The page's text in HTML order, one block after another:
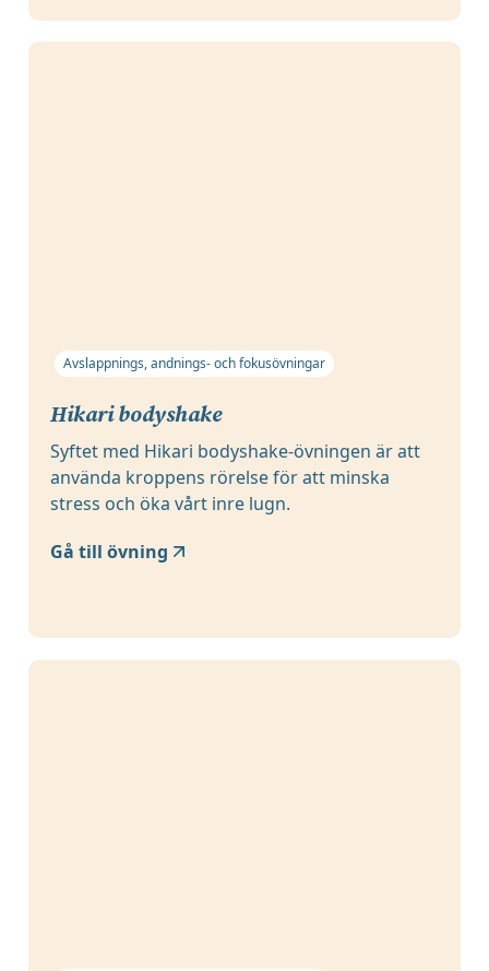
Avslappnings, andnings- och fokusövningar
Hikari bodyshake
Syftet med Hikari bodyshake-övningen är att
använda kroppens rörelse för att minska
stress och öka vårt inre lugn.
Gå till övning